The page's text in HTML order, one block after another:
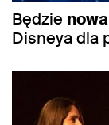
Będzie nowa
Disneya dla